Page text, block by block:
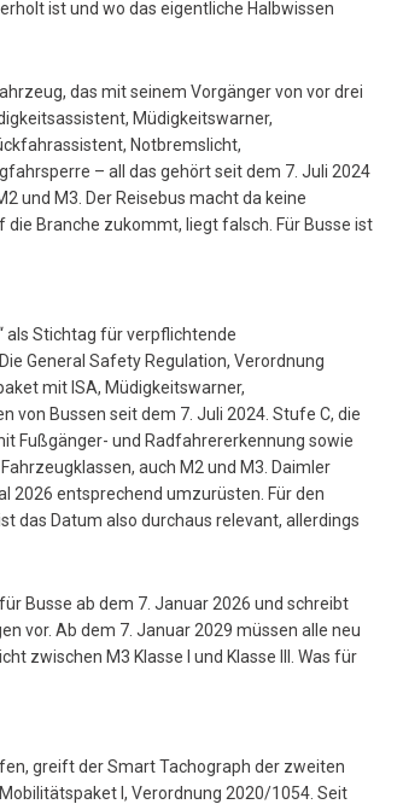
ist und wo das eigentliche Halbwissen
das mit seinem Vorgänger von vor drei
Müdigkeitswarner,
Notbremslicht,
– all das gehört seit dem 7. Juli 2024
und M3. Der Reisebus macht da keine
die Branche zukommt, liegt falsch. Für Busse ist
als Stichtag für verpflichtende
General Safety Regulation, Verordnung
mit ISA, Müdigkeitswarner,
von Bussen seit dem 7. Juli 2024. Stufe C, die
Fußgänger- und Radfahrererkennung sowie
auch M2 und M3. Daimler
2026 entsprechend umzurüsten. Für den
das Datum also durchaus relevant, allerdings
Busse ab dem 7. Januar 2026 und schreibt
vor. Ab dem 7. Januar 2029 müssen alle neu
zwischen M3 Klasse I und Klasse III. Was für
greift der Smart Tachograph der zweiten
I, Verordnung 2020/1054. Seit